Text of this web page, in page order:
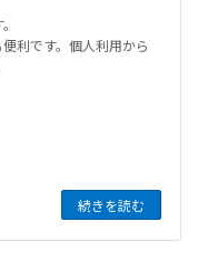
利です。個人利用から
続きを読む